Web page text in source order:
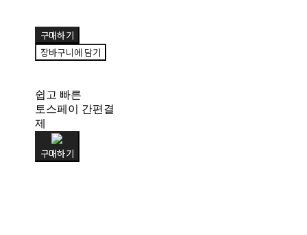
구매하기
장바구니에 담기
쉽고 빠른
토스페이 간편결
제
구매하기